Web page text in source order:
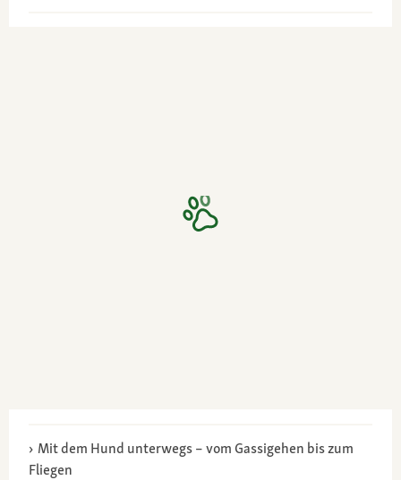
Mit dem Hund unterwegs – vom Gassigehen bis zum
Fliegen